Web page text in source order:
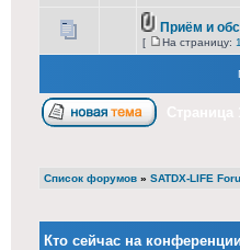
Приём и
[ На страницу: 1
Список форумов » SATDX-LIFE
Кто сейчас на конференции